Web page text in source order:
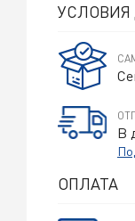
УСЛОВИЯ
В
ОПЛАТА